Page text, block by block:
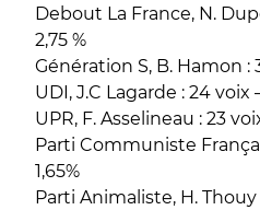
Debout La France, N.
2,75 %
Génération S, B. Hamon :
UDI, J.C Lagarde : 24 voix
UPR, F. Asselineau : 23
Parti Communiste
1,65%
Parti Animaliste, H. Thouy :